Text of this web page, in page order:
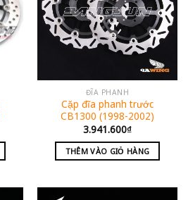
ĐĨA PHANH
Cặp đĩa phanh trước
CB1300 (1998-2002)
3.941.600₫
THÊM VÀO GIỎ HÀNG